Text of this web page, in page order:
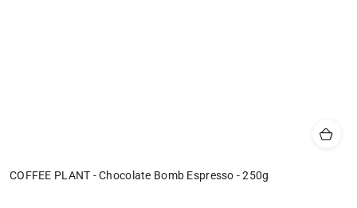
COFFEE PLANT - Chocolate Bomb Espresso - 250g